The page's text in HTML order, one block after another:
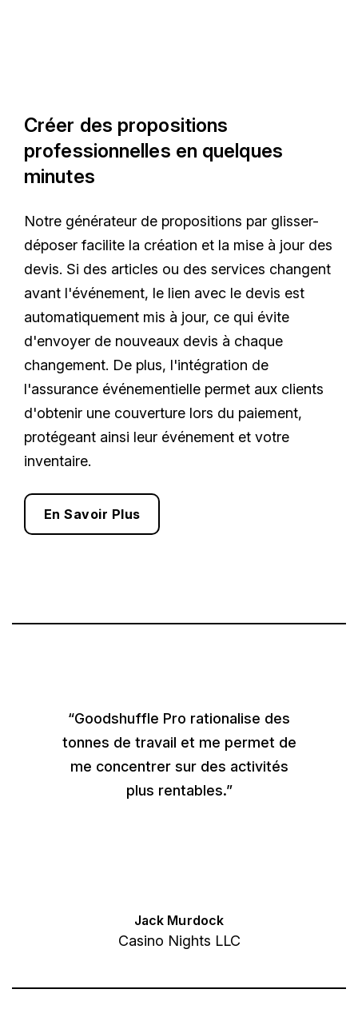
Créer des propositions
professionnelles en quelques
minutes
Notre générateur de propositions par glisser-
déposer facilite la création et la mise à jour des
devis. Si des articles ou des services changent
avant l'événement, le lien avec le devis est
automatiquement mis à jour, ce qui évite
d'envoyer de nouveaux devis à chaque
changement. De plus, l'intégration de
l'assurance événementielle permet aux clients
d'obtenir une couverture lors du paiement,
protégeant ainsi leur événement et votre
inventaire.
En Savoir Plus
“Goodshuffle Pro rationalise des
tonnes de travail et me permet de
me concentrer sur des activités
plus rentables.”
Jack Murdock
Casino Nights LLC